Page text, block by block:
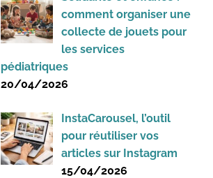
comment organiser une
collecte de jouets pour
les services
pédiatriques
20/04/2026
InstaCarousel, l’outil
pour réutiliser vos
articles sur Instagram
15/04/2026